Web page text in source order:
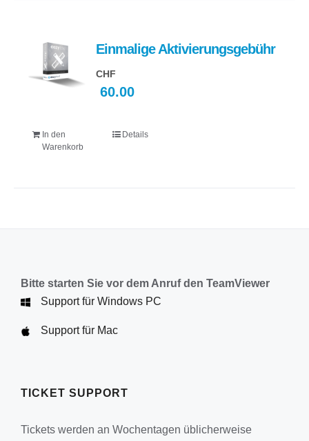
Die
Optionen
können
Einmalige Aktivierungsgebühr
CHF
60.00
In den
Warenkorb
Details
Bitte starten Sie vor dem Anruf den TeamViewer
Support für Windows PC
Support für Mac
TICKET SUPPORT
Tickets werden an Wochentagen üblicherweise